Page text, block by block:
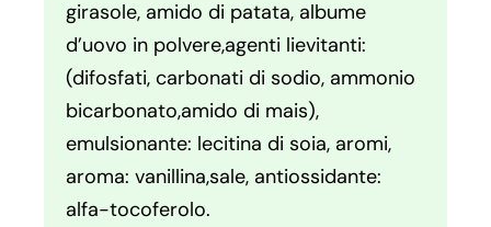
girasole, amido di patata, albume
d’uovo in polvere,agenti lievitanti:
(difosfati, carbonati di sodio, ammonio
bicarbonato,amido di mais),
emulsionante: lecitina di soia, aromi,
aroma: vanillina,sale, antiossidante:
alfa-tocoferolo.